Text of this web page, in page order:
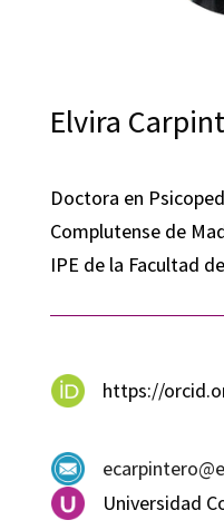
Elvira
Doctora en
Complutense de
IPE de la Facultad
https://
Universidad